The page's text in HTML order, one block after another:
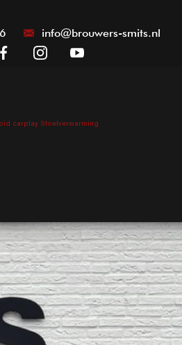
info@brouwers-smits.nl
carplay Stoelverwarming